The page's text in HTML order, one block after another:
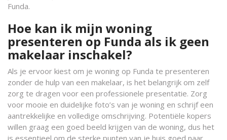
Funda.
Hoe kan ik mijn woning
presenteren op Funda als ik geen
makelaar inschakel?
Als je ervoor kiest om je woning op Funda te presenteren
zonder de hulp van een makelaar, is het belangrijk om zelf
zorg te dragen voor een professionele presentatie. Zorg
voor mooie en duidelijke foto’s van je woning en schrijf een
aantrekkelijke en volledige omschrijving. Potentiële kopers
willen graag een goed beeld krijgen van de woning, dus het
is essentieel om de sterke punten van je huis goed naar